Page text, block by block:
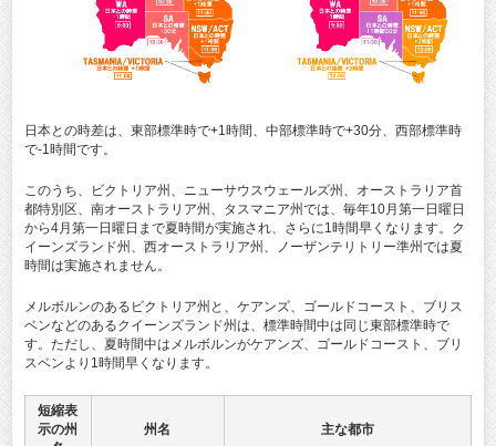
日本との時差は、東部標準時で+1時間、中部標準時で+30分、西部標準時
で-1時間です。
このうち、ビクトリア州、ニューサウスウェールズ州、オーストラリア首
都特別区、南オーストラリア州、タスマニア州では、毎年10月第一日曜日
から4月第一日曜日まで夏時間が実施され、さらに1時間早くなります。ク
イーンズランド州、西オーストラリア州、ノーザンテリトリー準州では夏
時間は実施されません。
メルボルンのあるビクトリア州と、ケアンズ、ゴールドコースト、ブリス
ベンなどのあるクイーンズランド州は、標準時間中は同じ東部標準時で
す。ただし、夏時間中はメルボルンがケアンズ、ゴールドコースト、ブリ
スベンより1時間早くなります。
短縮表
示の州
州名 主な都市